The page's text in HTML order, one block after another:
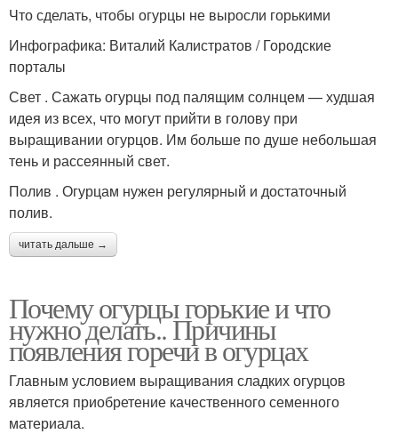
Что сделать, чтобы огурцы не выросли горькими
Инфографика: Виталий Калистратов / Городские
порталы
Свет . Сажать огурцы под палящим солнцем — худшая
идея из всех, что могут прийти в голову при
выращивании огурцов. Им больше по душе небольшая
тень и рассеянный свет.
Полив . Огурцам нужен регулярный и достаточный
полив.
читать дальше →
Почему огурцы горькие и что
нужно делать.. Причины
появления горечи в огурцах
Главным условием выращивания сладких огурцов
является приобретение качественного семенного
материала.